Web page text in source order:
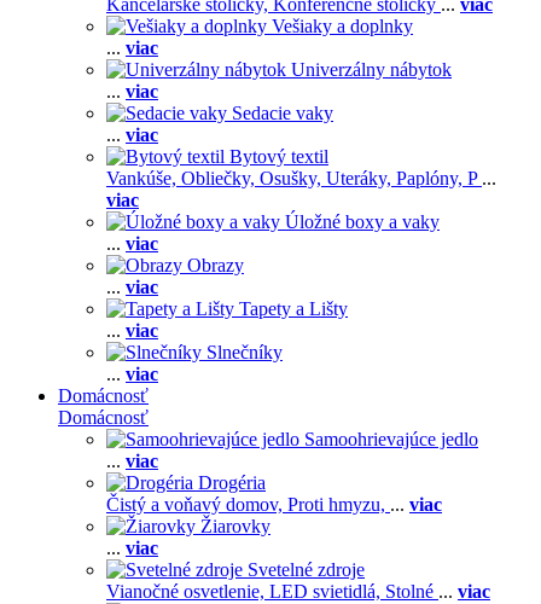
Kancelárske stoličky, Konferenčné stoličky ... viac
Vešiaky a doplnky
... viac
Univerzálny nábytok
... viac
Sedacie vaky
... viac
Bytový textil
Vankúše, Obliečky, Osušky, Uteráky, Paplóny, P ...
viac
Úložné boxy a vaky
... viac
Obrazy
... viac
Tapety a Lišty
... viac
Slnečníky
... viac
Domácnosť
Domácnosť
Samoohrievajúce jedlo
... viac
Drogéria
Čistý a voňavý domov, Proti hmyzu, ... viac
Žiarovky
... viac
Svetelné zdroje
Vianočné osvetlenie, LED svietidlá, Stolné ... viac